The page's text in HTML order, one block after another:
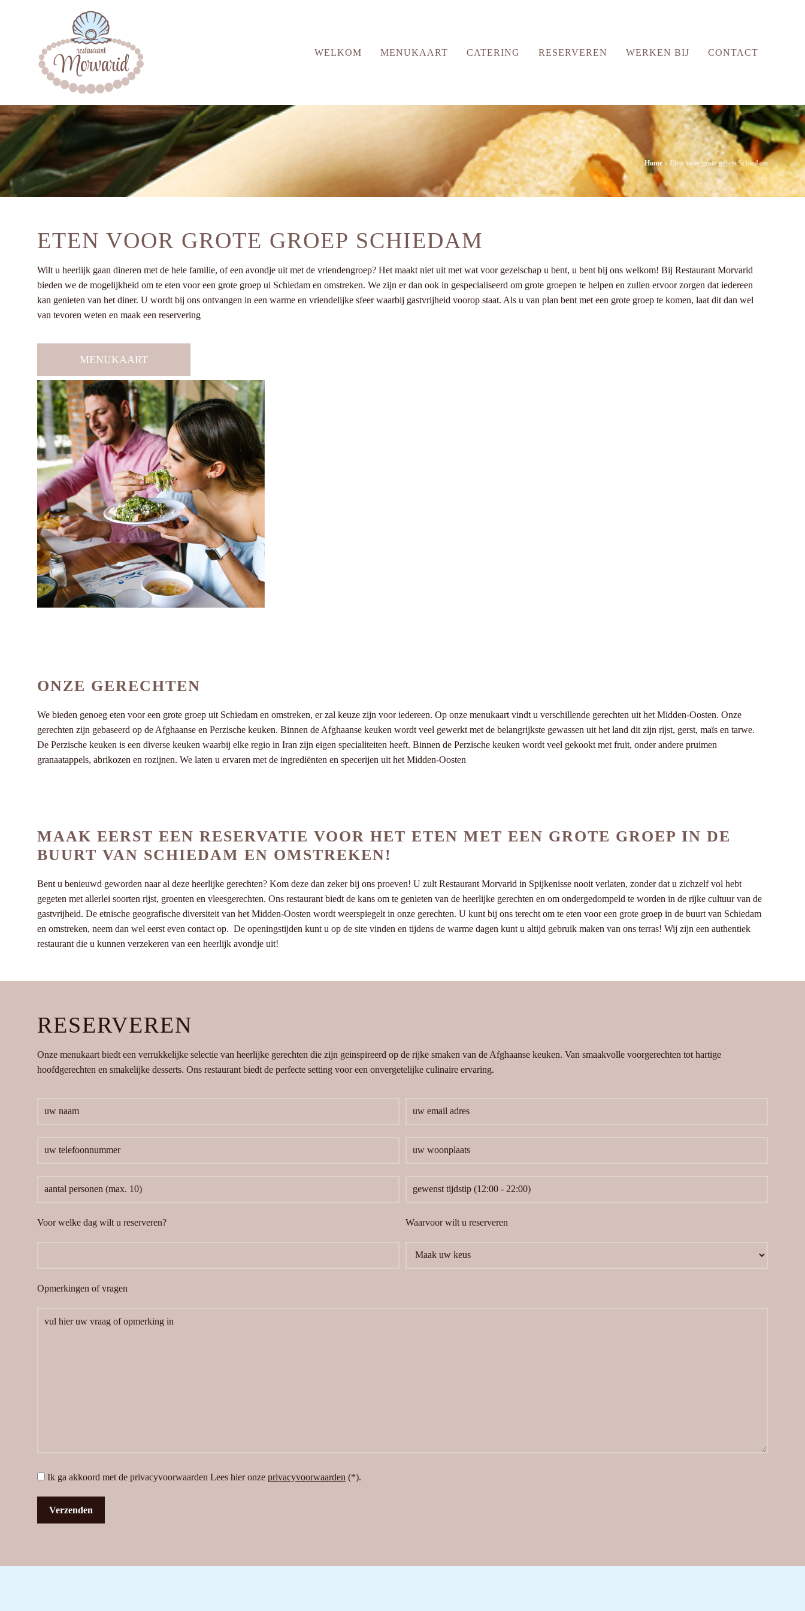
WELKOM MENUKAART CATERING RESERVEREN WERKEN BIJ CONTACT
Home» Eten voor grote groep Schiedam
ETEN VOOR GROTE GROEP SCHIEDAM
Wilt u heerlijk gaan dineren met de hele familie, of een avondje uit met de vriendengroep? Het maakt niet uit met wat voor gezelschap u bent, u bent bij ons welkom! Bij Restaurant Morvarid
bieden we de mogelijkheid om te eten voor een grote groep ui Schiedam en omstreken. We zijn er dan ook in gespecialiseerd om grote groepen te helpen en zullen ervoor zorgen dat iedereen
kan genieten van het diner. U wordt bij ons ontvangen in een warme en vriendelijke sfeer waarbij gastvrijheid voorop staat. Als u van plan bent met een grote groep te komen, laat dit dan wel
van tevoren weten en maak een reservering
MENUKAART
ONZE GERECHTEN
We bieden genoeg eten voor een grote groep uit Schiedam en omstreken, er zal keuze zijn voor iedereen. Op onze menukaart vindt u verschillende gerechten uit het Midden-Oosten. Onze
gerechten zijn gebaseerd op de Afghaanse en Perzische keuken. Binnen de Afghaanse keuken wordt veel gewerkt met de belangrijkste gewassen uit het land dit zijn rijst, gerst, maïs en tarwe.
De Perzische keuken is een diverse keuken waarbij elke regio in Iran zijn eigen specialiteiten heeft. Binnen de Perzische keuken wordt veel gekookt met fruit, onder andere pruimen
granaatappels, abrikozen en rozijnen. We laten u ervaren met de ingrediënten en specerijen uit het Midden-Oosten
MAAK EERST EEN RESERVATIE VOOR HET ETEN MET EEN GROTE GROEP IN DE
BUURT VAN SCHIEDAM EN OMSTREKEN!
Bent u benieuwd geworden naar al deze heerlijke gerechten? Kom deze dan zeker bij ons proeven! U zult Restaurant Morvarid in Spijkenisse nooit verlaten, zonder dat u zichzelf vol hebt
gegeten met allerlei soorten rijst, groenten en vleesgerechten. Ons restaurant biedt de kans om te genieten van de heerlijke gerechten en om ondergedompeld te worden in de rijke cultuur van de
gastvrijheid. De etnische geografische diversiteit van het Midden-Oosten wordt weerspiegelt in onze gerechten. U kunt bij ons terecht om te eten voor een grote groep in de buurt van Schiedam
en omstreken, neem dan wel eerst even contact op. De openingstijden kunt u op de site vinden en tijdens de warme dagen kunt u altijd gebruik maken van ons terras! Wij zijn een authentiek
restaurant die u kunnen verzekeren van een heerlijk avondje uit!
RESERVEREN
Onze menukaart biedt een verrukkelijke selectie van heerlijke gerechten die zijn geinspireerd op de rijke smaken van de Afghaanse keuken. Van smaakvolle voorgerechten tot hartige
hoofdgerechten en smakelijke desserts. Ons restaurant biedt de perfecte setting voor een onvergetelijke culinaire ervaring.
Voor welke dag wilt u reserveren? Waarvoor wilt u reserveren
Opmerkingen of vragen
Ik ga akkoord met de privacyvoorwaarden Lees hier onze privacyvoorwaarden (*).